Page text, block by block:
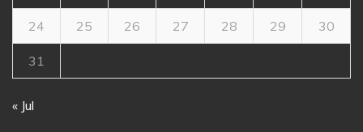
24 25 26 27 28 29 30
31
« Jul